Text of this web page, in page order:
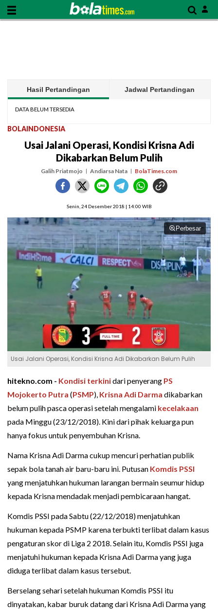
Hasil Pertandingan Jadwal Pertandingan
DATA BELUM TERSEDIA
BOLAINDONESIA
Usai Jalani Operasi, Kondisi Krisna Adi
Dikabarkan Belum Pulih
Galih Priatmojo Andiarsa Nata BolaTimes.com
Senin, 24 Desember 2018 | 14:00 WIB
Perbesar
Usai Jalani Operasi, Kondisi Krisna Adi Dikabarkan Belum Pulih
hitekno.com - Kondisi terkinidari penyerang PS
Mojokerto Putra (PSMP), Krisna Adi Darma dikabarkan
belum pulih pasca operasi setelah mengalami kecelakaan
pada Minggu (23/12/2018). Kini dari pihak keluarga pun
hanya fokus untuk penyembuhan Krisna.
Nama Krisna Adi Darma cukup mencuri perhatian publik
sepak bola tanah air baru-baru ini. Putusan Komdis PSSI
yang menjatuhkan hukuman larangan bermain seumur hidup
kepada Krisna mendadak menjadi pembicaraan hangat.
Komdis PSSI pada Sabtu (22/12/2018) menjatuhkan
hukuman kepada PSMP karena terbukti terlibat dalam kasus
pengaturan skor di Liga 2 2018. Selain itu, Komdis PSSI juga
menjatuhi hukuman kepada Krisna Adi Darma yang juga
diduga terlibat dalam kasus tersebut.
Berselang sehari setelah hukuman Komdis PSSI itu
dinyatakan, kabar buruk datang dari Krisna Adi Darma yang